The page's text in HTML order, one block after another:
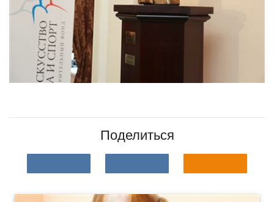
Поделиться